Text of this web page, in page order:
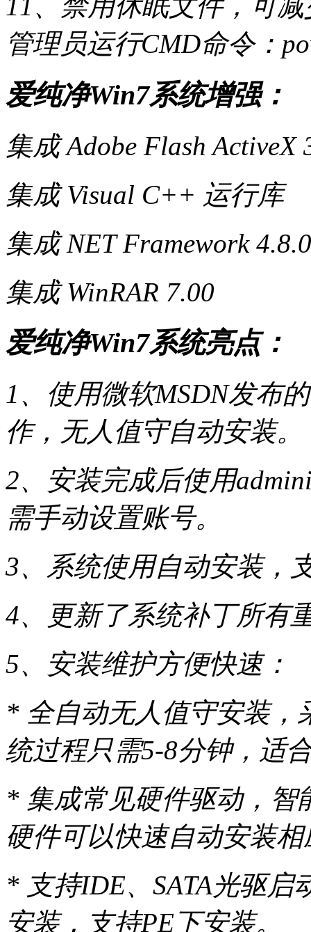
11、禁用休眠文件，可
管理员运行CMD命令：
爱纯净Win7系统增强：
集成 Adobe Flash ActiveX
集成 Visual C++ 运行库
集成 NET Framework 4.8.0
集成 WinRAR 7.00
爱纯净Win7系统亮点：
1、使用微软MSDN发布
作，无人值守自动安装。
2、安装完成后使用
需手动设置账号。
3、系统使用自动安装，
4、更新了系统补丁所有
5、安装维护方便快速：
* 全自动无人值守安装，
统过程只需5-8分钟，适
* 集成常见硬件驱动，智
硬件可以快速自动安装
* 支持IDE、SATA光驱启
安装，支持PE下安装。